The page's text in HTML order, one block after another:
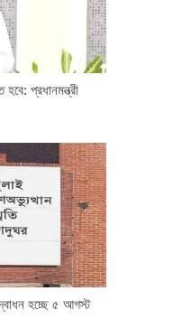
প্রধানমন্ত্রী
হচ্ছে ৫ আগস্ট